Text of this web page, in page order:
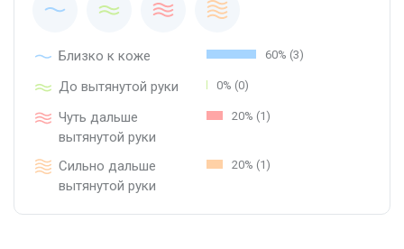
Близко к коже 60% (3)
До вытянутой руки 0% (0)
Чуть дальше
вытянутой руки
20% (1)
Сильно дальше
вытянутой руки
20% (1)